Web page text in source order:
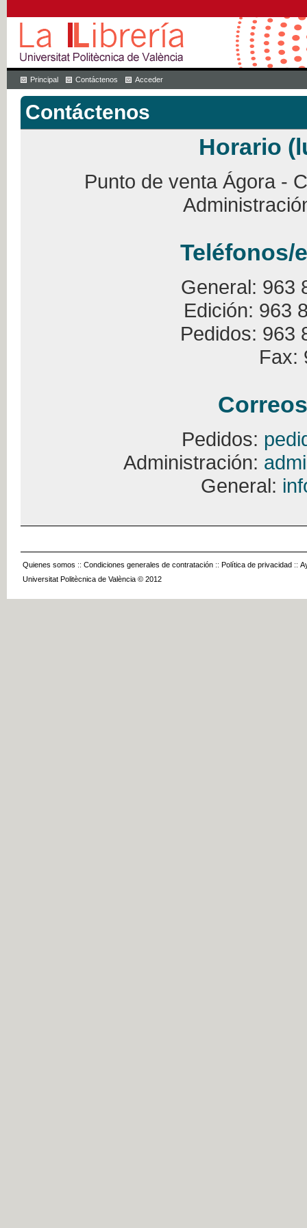
Principal Contáctenos Acceder
Contáctenos
Horario
Punto de venta Ágora -
Teléfonos/
General: 963
Edición: 963
Pedidos: 963
Fax:
Pedidos:
Administración:
General:
Quienes somos :: Condiciones generales de contratación :: Política de privacidad ::
Universitat Politècnica de València © 2012